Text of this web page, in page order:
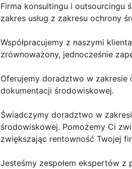
Firma konsultingu i outsourcingu
zakres usług z zakresu ochrony
Współpracujemy z naszymi
zrównoważony, jednocześnie
Oferujemy doradztwo w
dokumentacji środowiskowej.
Świadczymy doradztwo w
środowiskowej. Pomożemy Ci
zwiększając rentowność Twojej
Jesteśmy zespołem ekspertów